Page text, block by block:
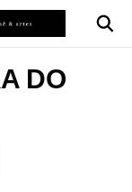
DO